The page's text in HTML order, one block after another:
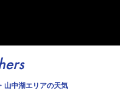
山中湖エリアの天気